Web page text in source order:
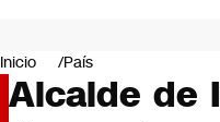
Negocios
Deportes
Programas completos
Inicio País
Alcalde de